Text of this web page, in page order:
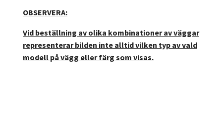
OBSERVERA:
Vid beställning av olika kombinationer av väggar
representerar bilden inte alltid vilken typ av vald
modell på vägg eller färg som visas.